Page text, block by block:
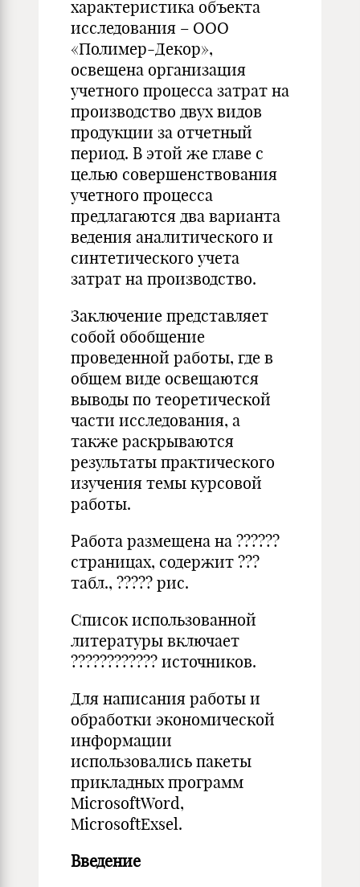
характеристика объекта
исследования – ООО
«Полимер-Декор»,
освещена организация
учетного процесса затрат на
производство двух видов
продукции за отчетный
период. В этой же главе с
целью совершенствования
учетного процесса
предлагаются два варианта
ведения аналитического и
синтетического учета
затрат на производство.
Заключение представляет
собой обобщение
проведенной работы, где в
общем виде освещаются
выводы по теоретической
части исследования, а
также раскрываются
результаты практического
изучения темы курсовой
работы.
Работа размещена на ??????
страницах, содержит ???
табл., ????? рис.
Список использованной
литературы включает
???????????? источников.
Для написания работы и
обработки экономической
информации
использовались пакеты
прикладных программ
MicrosoftWord,
MicrosoftExsel.
Введение